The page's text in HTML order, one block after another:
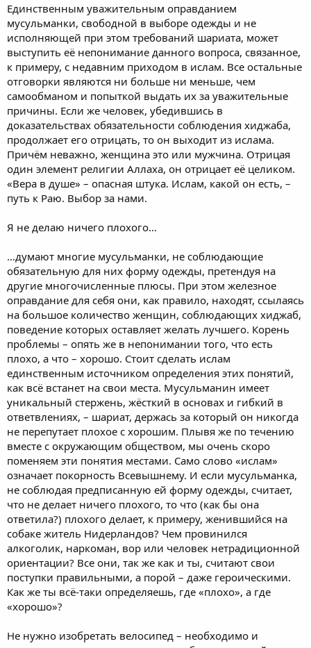
Единственным уважительным оправданием
мусульманки, свободной в выборе одежды и не
исполняющей при этом требований шариата, может
выступить её непонимание данного вопроса, связанное,
к примеру, с недавним приходом в ислам. Все остальные
отговорки являются ни больше ни меньше, чем
самообманом и попыткой выдать их за уважительные
причины. Если же человек, убедившись в
доказательствах обязательности соблюдения хиджаба,
продолжает его отрицать, то он выходит из ислама.
Причём неважно, женщина это или мужчина. Отрицая
один элемент религии Аллаха, он отрицает её целиком.
«Вера в душе» – опасная штука. Ислам, какой он есть, –
путь к Раю. Выбор за нами.
Я не делаю ничего плохого…
…думают многие мусульманки, не соблюдающие
обязательную для них форму одежды, претендуя на
другие многочисленные плюсы. При этом железное
оправдание для себя они, как правило, находят, ссылаясь
на большое количество женщин, соблюдающих хиджаб,
поведение которых оставляет желать лучшего. Корень
проблемы – опять же в непонимании того, что есть
плохо, а что – хорошо. Стоит сделать ислам
единственным источником определения этих понятий,
как всё встанет на свои места. Мусульманин имеет
уникальный стержень, жёсткий в основах и гибкий в
ответвлениях, – шариат, держась за который он никогда
не перепутает плохое с хорошим. Плывя же по течению
вместе с окружающим обществом, мы очень скоро
поменяем эти понятия местами. Само слово «ислам»
означает покорность Всевышнему. И если мусульманка,
не соблюдая предписанную ей форму одежды, считает,
что не делает ничего плохого, то что (как бы она
ответила?) плохого делает, к примеру, женившийся на
собаке житель Нидерландов? Чем провинился
алкоголик, наркоман, вор или человек нетрадиционной
ориентации? Все они, так же как и ты, считают свои
поступки правильными, а порой – даже героическими.
Как же ты всё-таки определяешь, где «плохо», а где
«хорошо»?
Не нужно изобретать велосипед – необходимо и